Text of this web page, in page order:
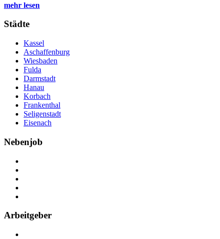
mehr lesen
Städte
Kassel
Aschaffenburg
Wiesbaden
Fulda
Darmstadt
Hanau
Korbach
Frankenthal
Seligenstadt
Eisenach
Nebenjob
Arbeitgeber